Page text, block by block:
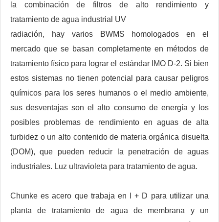
la combinación de filtros de alto rendimiento y
tratamiento de agua industrial UV
radiación, hay varios BWMS homologados en el
mercado que se basan completamente en métodos de
tratamiento físico para lograr el estándar IMO D-2. Si bien
estos sistemas no tienen potencial para causar peligros
químicos para los seres humanos o el medio ambiente,
sus desventajas son el alto consumo de energía y los
posibles problemas de rendimiento en aguas de alta
turbidez o un alto contenido de materia orgánica disuelta
(DOM), que pueden reducir la penetración de aguas
industriales. Luz ultravioleta para tratamiento de agua.
Chunke es acero que trabaja en I + D para utilizar una
planta de tratamiento de agua de membrana y un